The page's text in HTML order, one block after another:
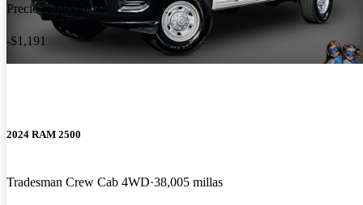
Precio reducido
-$1,191
2024 RAM 2500
Tradesman Crew Cab 4WD 38,005 millas